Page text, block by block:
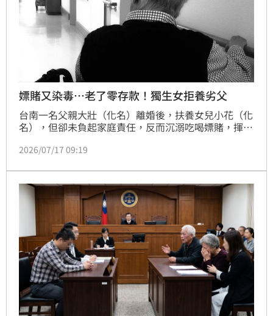
嫖賭又染毒…老了零存款！獨生女拒養劣父
台南一名父親大壯（化名）離婚後，扶養女兒小花（化
名），但卻未負起家庭責任，反而沉溺吃喝嫖賭，揮霍
多次進出監獄服刑；年老大壯領有身心障礙手冊，失去
理後，裁准免除小花對大壯的扶養義務。
2026/07/17 09:19